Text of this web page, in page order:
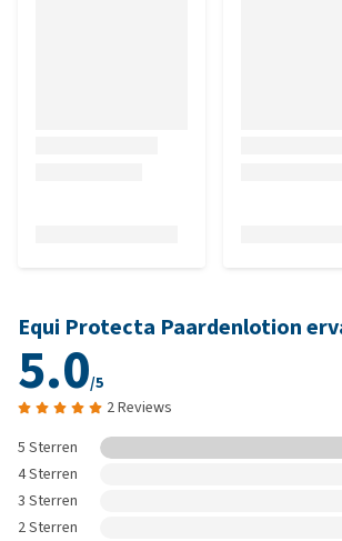
Equi Protecta Paardenlotion
5.0/5
2 Reviews
5 Sterren
4 Sterren
3 Sterren
2 Sterren